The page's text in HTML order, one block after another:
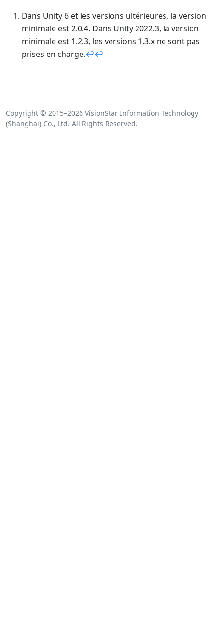
Dans Unity 6 et les versions ultérieures, la version
minimale est 2.0.4. Dans Unity 2022.3, la version
minimale est 1.2.3, les versions 1.3.x ne sont pas
prises en charge.↩↩
Copyright © 2015–2026 VisionStar Information Technology
(Shanghai) Co., Ltd. All Rights Reserved.